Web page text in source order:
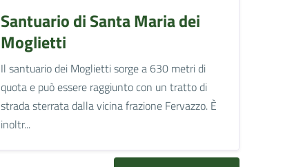
Santuario di Santa Maria dei
Moglietti
Il santuario dei Moglietti sorge a 630 metri di
quota e può essere raggiunto con un tratto di
strada sterrata dalla vicina frazione Fervazzo. È
inoltr...